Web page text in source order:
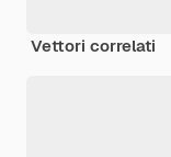
Vettori correlati